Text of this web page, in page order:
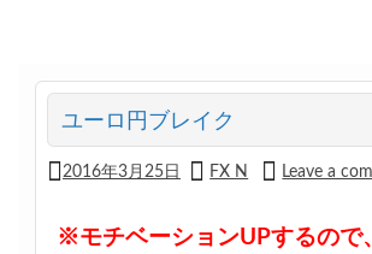
ユーロ円ブレイク
2016年3月25日 FX N Leave a
※モチベーションUPするので